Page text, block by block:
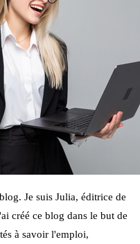
Je suis Julia, éditrice de
créé ce blog dans le but de
à savoir l'emploi,